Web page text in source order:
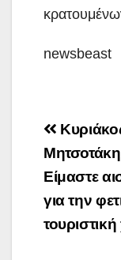
newsbeast
Post
Είμαστε
για την